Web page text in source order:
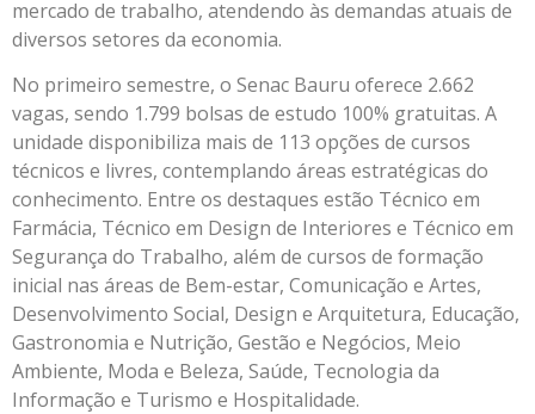
mercado de trabalho, atendendo às demandas atuais de
diversos setores da economia.
No primeiro semestre, o Senac Bauru oferece 2.662
vagas, sendo 1.799 bolsas de estudo 100% gratuitas. A
unidade disponibiliza mais de 113 opções de cursos
técnicos e livres, contemplando áreas estratégicas do
conhecimento. Entre os destaques estão Técnico em
Farmácia, Técnico em Design de Interiores e Técnico em
Segurança do Trabalho, além de cursos de formação
inicial nas áreas de Bem-estar, Comunicação e Artes,
Desenvolvimento Social, Design e Arquitetura, Educação,
Gastronomia e Nutrição, Gestão e Negócios, Meio
Ambiente, Moda e Beleza, Saúde, Tecnologia da
Informação e Turismo e Hospitalidade.